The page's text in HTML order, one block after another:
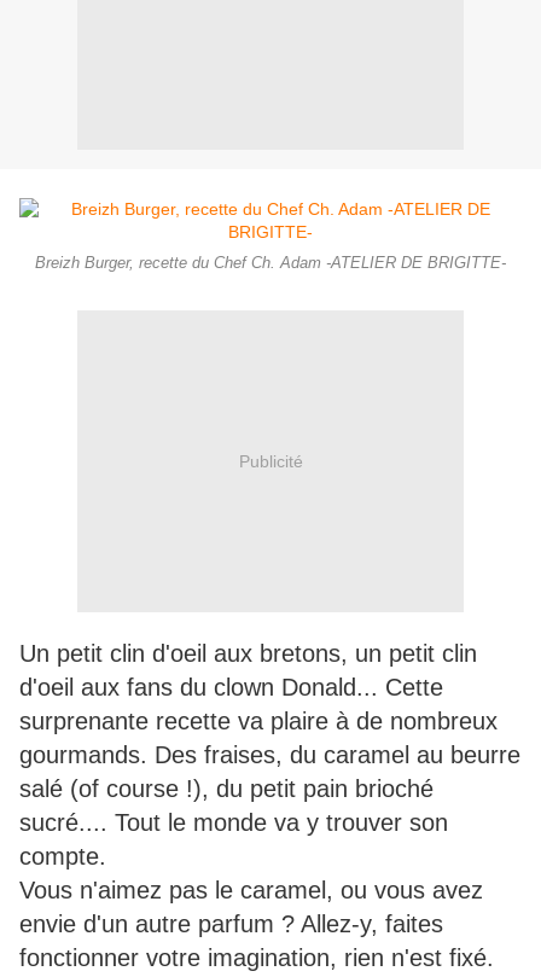
Breizh Burger, recette du Chef Ch. Adam -ATELIER DE BRIGITTE-
Publicité
Un petit clin d'oeil aux bretons, un petit clin
d'oeil aux fans du clown Donald... Cette
surprenante recette va plaire à de nombreux
gourmands. Des fraises, du caramel au beurre
salé (of course !), du petit pain brioché
sucré.... Tout le monde va y trouver son
compte.
Vous n'aimez pas le caramel, ou vous avez
envie d'un autre parfum ? Allez-y, faites
fonctionner votre imagination, rien n'est fixé.